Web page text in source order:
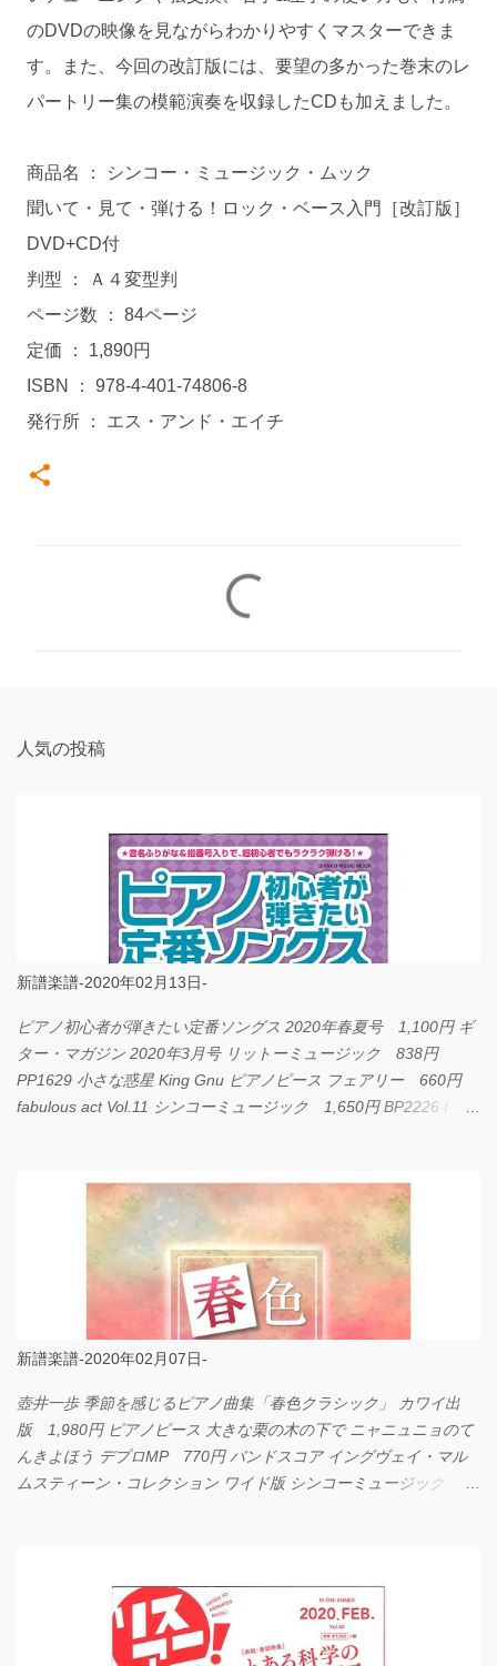
のDVDの映像を見ながらわかりやすくマスターできま
す。また、今回の改訂版には、要望の多かった巻末のレ
パートリー集の模範演奏を収録したCDも加えました。
商品名 ： シンコー・ミュージック・ムック
聞いて・見て・弾ける！ロック・ベース入門［改訂版］
DVD+CD付
判型 ： Ａ４変型判
ページ数 ： 84ページ
定価 ： 1,890円
ISBN ： 978-4-401-74806-8
発行所 ： エス・アンド・エイチ
人気の投稿
新譜楽譜-2020年02月13日-
ピアノ初心者が弾きたい定番ソングス 2020年春夏号 1,100円 ギ
ター・マガジン 2020年3月号 リットーミュージック 838円
PP1629 小さな惑星 King Gnu ピアノピース フェアリー 660円
fabulous act Vol.11 シンコーミュージック 1,650円 BP2226 I
新譜楽譜-2020年02月07日-
壺井一歩 季節を感じるピアノ曲集「春色クラシック」 カワイ出
版 1,980円 ピアノピース 大きな栗の木の下で ニャニュニョのて
んきよほう デプロMP 770円 バンドスコア イングヴェイ・マル
ムスティーン・コレクション ワイド版 シンコーミュージック